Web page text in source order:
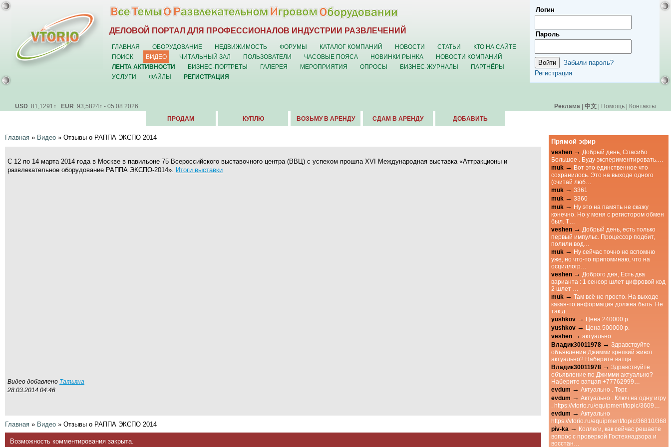
Логин
Пароль
Забыли пароль?
Регистрация
ДЕЛОВОЙ ПОРТАЛ ДЛЯ ПРОФЕССИОНАЛОВ ИНДУСТРИИ РАЗВЛЕЧЕНИЙ
ГЛАВНАЯ ОБОРУДОВАНИЕ НЕДВИЖИМОСТЬ ФОРУМЫ КАТАЛОГ КОМПАНИЙ НОВОСТИ СТАТЬИ
КТО НА САЙТЕ
ПОИСК
ВИДЕО ЧИТАЛЬНЫЙ ЗАЛ ПОЛЬЗОВАТЕЛИ ЧАСОВЫЕ ПОЯСА НОВИНКИ РЫНКА
НОВОСТИ КОМПАНИЙ
ЛЕНТА АКТИВНОСТИ
БИЗНЕС-ПОРТРЕТЫ ГАЛЕРЕЯ МЕРОПРИЯТИЯ ОПРОСЫ БИЗНЕС-ЖУРНАЛЫ
ПАРТНЁРЫ
УСЛУГИ
ФАЙЛЫ РЕГИСТРАЦИЯ
Реклама | 中文 | Помощь | Контакты
USD: 81,1291↑ EUR: 93,5824↑ - 05.08.2026
ПРОДАМ КУПЛЮ ВОЗЬМУ В АРЕНДУ СДАМ В АРЕНДУ ДОБАВИТЬ
Главная » Видео » Отзывы о РАППА ЭКСПО 2014
С 12 по 14 марта 2014 года в Москве в павильоне 75 Всероссийского выставочного центра (ВВЦ) с успехом прошла XVI Международная выставка «Аттракционы и
развлекательное оборудование РАППА ЭКСПО-2014». Итоги выставки
Видео добавлено Татьяна
28.03.2014 04:46
Главная » Видео » Отзывы о РАППА ЭКСПО 2014
Возможность комментирования закрыта.
Прямой эфир
veshen → Добрый день, Спасибо
Большое . Буду экспериментировать.…
muk → Вот это единственное что
сохранилось. Это на выходе одного
(считай люб…
muk → 3361
muk → 3360
muk → Ну это на память не скажу
конечно. Но у меня с регистором обмен
был. Т…
veshen → Добрый день, есть только
первый импульс. Процессор подбит,
полили вод…
muk → Ну сейчас точно не вспомню
уже, но что-то припоминаю, что на
осциллогр…
veshen → Доброго дня, Есть два
варианта : 1 сенсор шлет цифровой код
2 шлет …
muk → Там всё не просто. На выходе
какая-то информация должна быть. Не
так д…
yushkov → Цена 240000 р.
yushkov → Цена 500000 р.
veshen → актуально
Владик30011978 → Здравствуйте
объявление Джимми крепкий живот
актуально? Наберите ватца…
Владик30011978 → Здравствуйте
объявление по Джимми актуально?
Наберите ватцап +77762999…
evdum → Актуально . Торг.
evdum → Актуально . Ключ на одну игру
. https://vtorio.ru/equipment/topic/3609…
evdum → Актуально
https://vtorio.ru/equipment/topic/36810/
piv-ka → Коллеги, как сейчас решаете
вопрос с проверкой Гостехнадзора и
восстан…